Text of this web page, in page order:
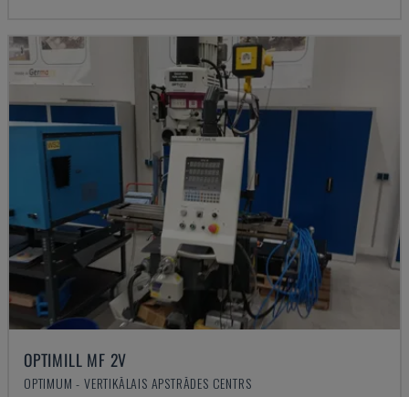
OPTIMILL MF 2V
OPTIMUM - VERTIKĀLAIS APSTRĀDES CENTRS